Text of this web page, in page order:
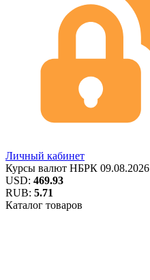
Личный кабинет
Курсы валют НБРК 09.08.2026
USD: 469.93
RUB: 5.71
Каталог товаров